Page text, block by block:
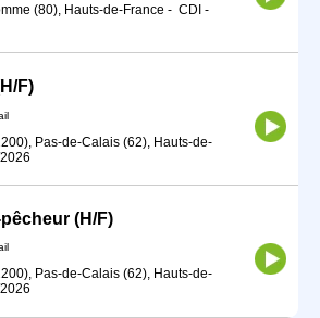
(80), Hauts-de-France - CDI -
F)
Pas-de-Calais (62), Hauts-de-
(H/F)
Pas-de-Calais (62), Hauts-de-